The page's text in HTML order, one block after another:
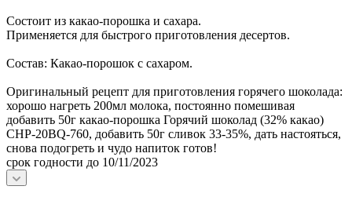
Состоит из какао-порошка и сахара.
Применяется для быстрого приготовления десертов.
Состав: Какао-порошок с сахаром.
Оригинальный рецепт для приготовления горячего шоколада:
хорошо нагреть 200мл молока, постоянно помешивая
добавить 50г какао-порошка Горячий шоколад (32% какао)
CHP-20BQ-760, добавить 50г сливок 33-35%, дать настояться,
снова подогреть и чудо напиток готов!
срок годности до 10/11/2023